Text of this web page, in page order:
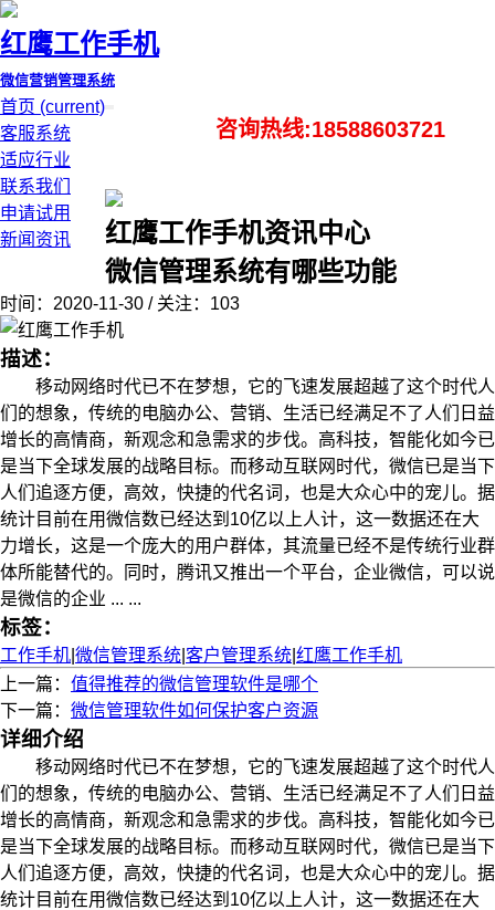
红鹰工作手机
微信营销管理系统
首页 (current)
客服系统
适应行业
联系我们
申请试用
新闻资讯
咨询热线:18588603721
红鹰工作手机资讯中心
微信管理系统有哪些功能
时间：2020-11-30 / 关注：103
描述：
移动网络时代已不在梦想，它的飞速发展超越了这个时代人
们的想象，传统的电脑办公、营销、生活已经满足不了人们日益
增长的高情商，新观念和急需求的步伐。高科技，智能化如今已
是当下全球发展的战略目标。而移动互联网时代，微信已是当下
人们追逐方便，高效，快捷的代名词，也是大众心中的宠儿。据
统计目前在用微信数已经达到10亿以上人计，这一数据还在大
力增长，这是一个庞大的用户群体，其流量已经不是传统行业群
体所能替代的。同时，腾讯又推出一个平台，企业微信，可以说
是微信的企业 ... ...
标签：
工作手机 微信管理系统 客户管理系统 红鹰工作手机
上一篇： 值得推荐的微信管理软件是哪个
下一篇： 微信管理软件如何保护客户资源
详细介绍
移动网络时代已不在梦想，它的飞速发展超越了这个时代人
们的想象，传统的电脑办公、营销、生活已经满足不了人们日益
增长的高情商，新观念和急需求的步伐。高科技，智能化如今已
是当下全球发展的战略目标。而移动互联网时代，微信已是当下
人们追逐方便，高效，快捷的代名词，也是大众心中的宠儿。据
统计目前在用微信数已经达到10亿以上人计，这一数据还在大